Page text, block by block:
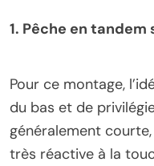
1. Pêche en
Pour ce montage,
du bas et de
généralement
très réactive à la